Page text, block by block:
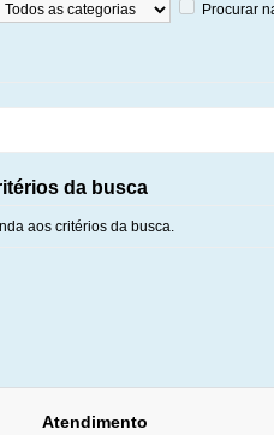
Procurar
da busca
aos critérios da busca.
Atendimento